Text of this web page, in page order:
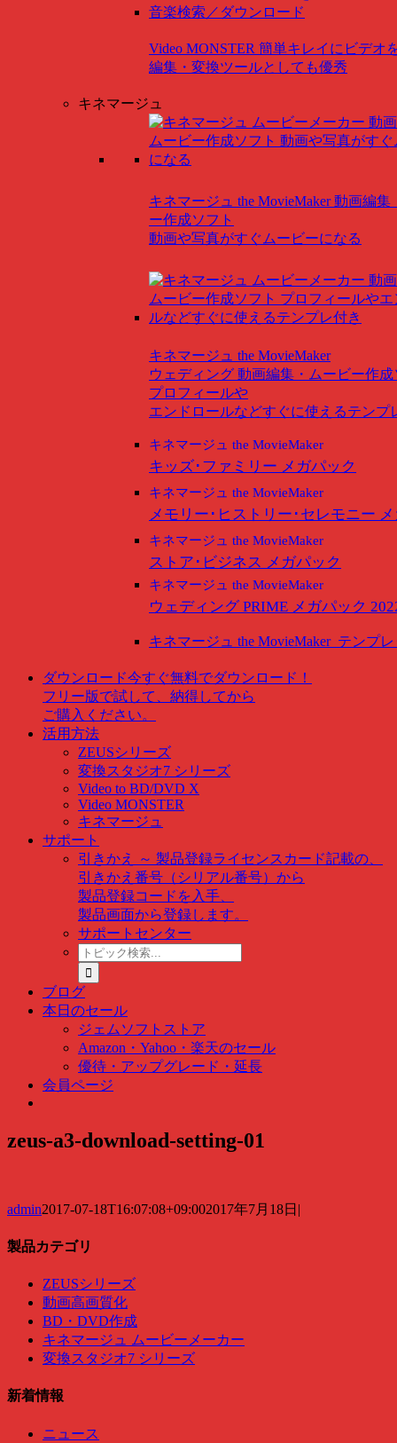
Video MONSTER 簡単キレイにビデオ
編集・変換ツールとしても優秀
キネマージュ
キネマージュ the MovieMaker 動画編集
ー作成ソフト
動画や写真がすぐムービーになる
キネマージュ the MovieMaker
ウェディング 動画編集・ムービー作成
プロフィールや
エンドロールなどすぐに使えるテンプ
キネマージュ the MovieMaker
キッズ･ファミリー メガパック
キネマージュ the MovieMaker
メモリー･ヒストリー･セレモニー
キネマージュ the MovieMaker
ストア･ビジネス メガパック
キネマージュ the MovieMaker
ウェディング PRIME メガパック
キネマージュ the MovieMakerテンプ
ダウンロード今すぐ無料でダウンロード！
フリー版で試して、納得してから
ご購入ください。
活用方法
ZEUSシリーズ
変換スタジオ7 シリーズ
Video to BD/DVD X
Video MONSTER
キネマージュ
サポート
引きかえ ～ 製品登録ライセンスカード記載の、
引きかえ番号（シリアル番号）から
製品登録コードを入手、
製品画面から登録します。
サポートセンター
ト
ピ
ッ
ク
検
索
…
ブログ
本日のセール
ジェムソフトストア
Amazon・Yahoo・楽天のセール
優待・アップグレード・延長
会員ページ
zeus-a3-download-setting-01
admin2017-07-18T16:07:08+09:002017年7月18日 |
製品カテゴリ
ZEUSシリーズ
動画高画質化
BD・DVD作成
キネマージュ ムービーメーカー
変換スタジオ7 シリーズ
新着情報
ニュース